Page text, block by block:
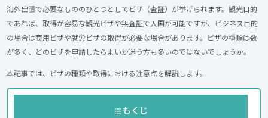
海外出張で必要なもののひとつとしてビザ（査証）が挙げられます。観光目的
であれば、取得が容易な観光ビザや無査証で入国が可能ですが、ビジネス目的
の場合は商用ビザや就労ビザの取得が必要な場合があります。ビザの種類は数
が多く、どのビザを申請したらよいか迷う方も多いのではないでしょうか。
本記事では、ビザの種類や取得における注意点を解説します。
もくじ